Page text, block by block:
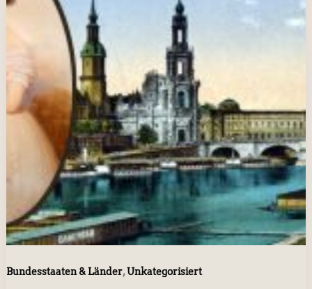
Bundesstaaten & Länder,Unkategorisiert